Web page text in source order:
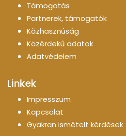
Támogatás
Partnerek, támogatók
Közhasznúság
Közérdekű adatok
Adatvédelem
Linkek
Impresszum
Kapcsolat
Gyakran ismételt kérdések